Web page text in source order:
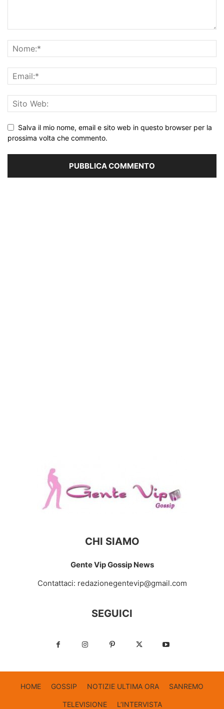
Salva il mio nome, email e sito web in questo browser per la
prossima volta che commento.
CHI SIAMO
Gente Vip Gossip News
Contattaci: redazionegentevip@gmail.com
SEGUICI
HOME GOSSIP NOTIZIE ULTIMA ORA SANREMO
TELEVISIONE L’INTERVISTA